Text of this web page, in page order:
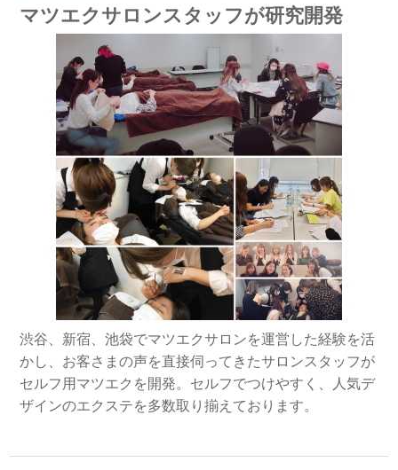
マツエクサロンスタッフが研究開発
渋谷、新宿、池袋でマツエクサロンを運営した経験を活
かし、お客さまの声を直接伺ってきたサロンスタッフが
セルフ用マツエクを開発。セルフでつけやすく、人気デ
ザインのエクステを多数取り揃えております。